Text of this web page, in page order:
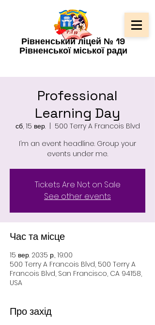
Рівненський ліцей № 19
Рівненської міської ради
Professional
Learning Day
сб, 15 вер.
  |
500 Terry A Francois Blvd
I’m an event headline. Group your
events under me.
Tickets Are Not on Sale
See other events
Час та місце
15 вер. 2035 р., 19:00
500 Terry A Francois Blvd, 500 Terry A
Francois Blvd, San Francisco, CA 94158,
USA
Про захід